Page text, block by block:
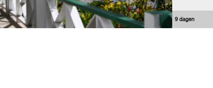
9 dagen